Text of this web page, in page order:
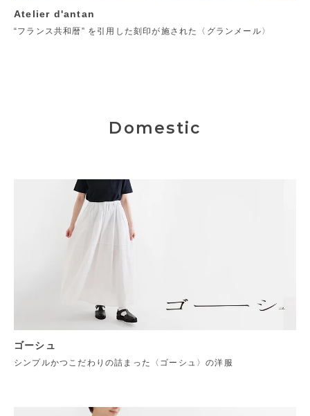
Atelier d'antan
“フランス共和暦” を引用した刻印が施された〈グランメール〉
Domestic
ゴーシュ
シンプルかつこだわりの詰まった〈ゴーシュ〉の洋服